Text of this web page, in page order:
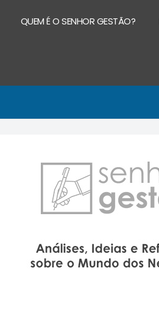
QUEM É O SENHOR GESTÃO?